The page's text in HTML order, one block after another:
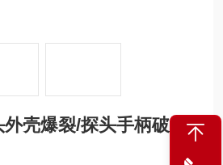
壳爆裂/探头手柄破裂